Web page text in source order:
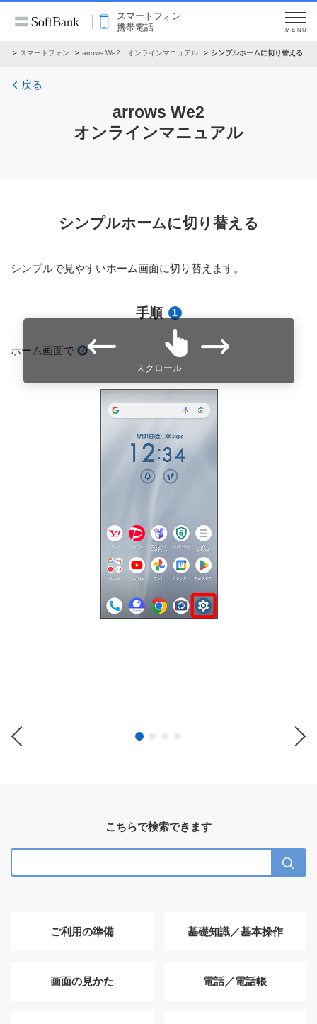
スマートフォン
携帯電話
MENU
スマートフォン arrows We2 オンラインマニュアル シンプルホームに切り替える
戻る
arrows We2
オンラインマニュアル
シンプルホームに切り替える
シンプルで見やすいホーム画面に切り替えます。
手順 1
ホーム画面で
スクロール
こちらで検索できます
ご利用の準備 基礎知識／基本操作
画面の見かた 電話／電話帳